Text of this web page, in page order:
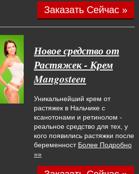
Заказать Сейчас »
Новое средство от
Растяжек - Крем
Mangosteen
Уникальнейший крем от
растяжек в Нальчике с
ксанотонами и ретинолом -
реальное средство для тех, у
кого появились растяжки после
беременност Более Подробно
»»